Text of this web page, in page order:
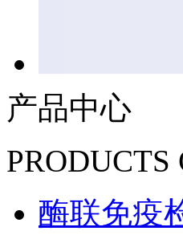
产品中心
PRODUCTS
酶联免疫